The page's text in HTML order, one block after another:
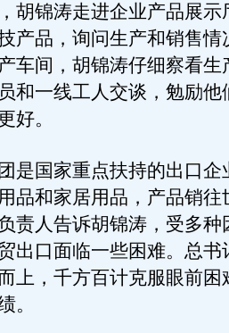
锦涛走进企业产品展示
产品，询问生产和销售情
车间，胡锦涛仔细察看生
和一线工人交谈，勉励他
好。
国家重点扶持的出口企
品和家居用品，产品销往
责人告诉胡锦涛，受多种
出口面临一些困难。总书
上，千方百计克服眼前困
。